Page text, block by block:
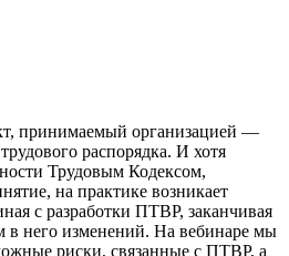
принимаемый организацией —
распорядка. И хотя
Трудовым Кодексом,
на практике возникает
с разработки ПТВР, заканчивая
в него изменений. На вебинаре мы
риски, связанные с ПТВР, а